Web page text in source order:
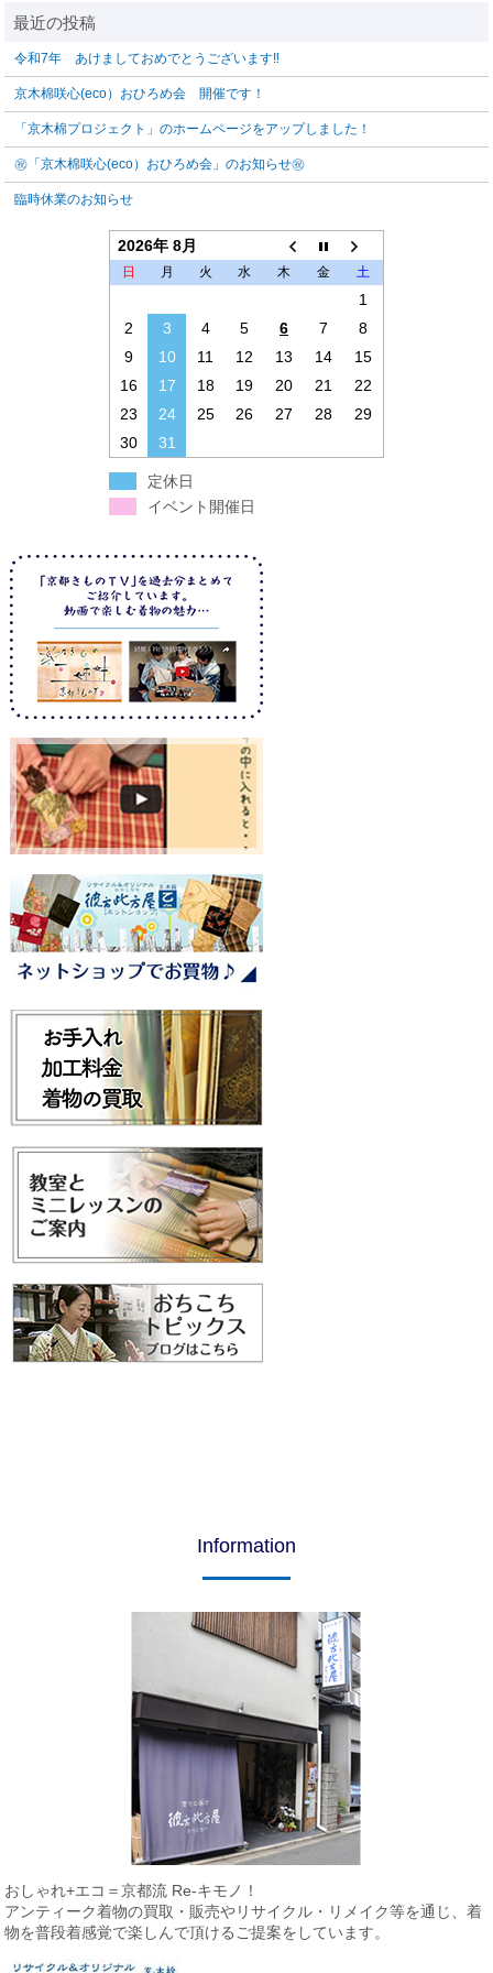
令和7年 あけましておめでとうございます‼️
京木棉咲心(eco）おひろめ会 開催です！
「京木棉プロジェクト」のホームページをアップしました！
㊗「京木棉咲心(eco）おひろめ会」のお知らせ㊗
臨時休業のお知らせ
2026年 8月
日 月 火 水 木 金 土
1
2
3 4 5 6 7
8
9
10 11 12 13 14
15
16
17 18 19 20 21
22
23
24 25 26 27 28
29
30
31
定休日
イベント開催日
Information
おしゃれ+エコ＝京都流 Re-キモノ！
アンティーク着物の買取・販売やリサイクル・リメイク等を通じ、着
物を普段着感覚で楽しんで頂けるご提案をしています。